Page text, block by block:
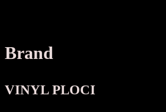
Brand
VINYL PLOCI